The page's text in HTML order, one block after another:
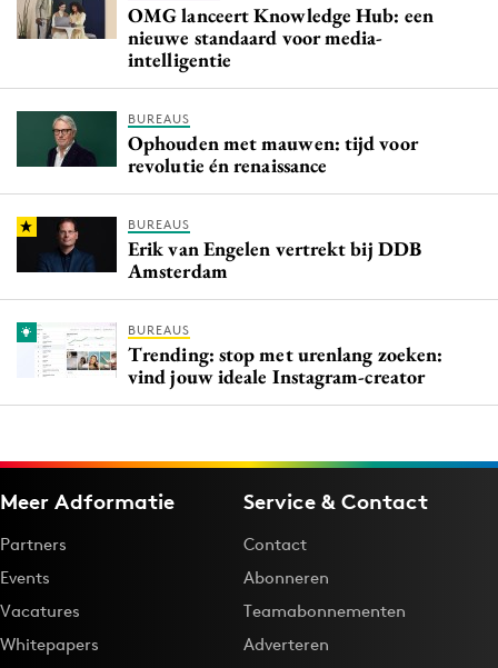
OMG lanceert Knowledge Hub: een
nieuwe standaard voor media-
intelligentie
BUREAUS
Ophouden met mauwen: tijd voor
revolutie én renaissance
BUREAUS
Erik van Engelen vertrekt bij DDB
Amsterdam
BUREAUS
Trending: stop met urenlang zoeken:
vind jouw ideale Instagram-creator
Meer Adformatie
Partners
Events
Vacatures
Whitepapers
Service & Contact
Contact
Abonneren
Teamabonnementen
Adverteren